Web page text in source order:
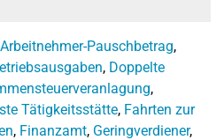
Arbeitnehmer-Pauschbetrag,
, Doppelte
,
Tätigkeitsstätte, Fahrten zur
, Finanzamt, Geringverdiener,